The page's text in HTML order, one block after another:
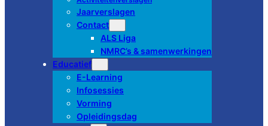
Jaarverslagen
Contact
ALS Liga
NMRC’s & samenwerkingen
Educatief
E-Learning
Infosessies
Vorming
Opleidingsdag